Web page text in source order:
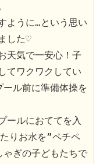
ように…という思い
した♡
天気で一安心！子
てワクワクしてい
ル前に準備体操を
ールにおててを入
りお水を”ペチペ
ぎの子どもたちで